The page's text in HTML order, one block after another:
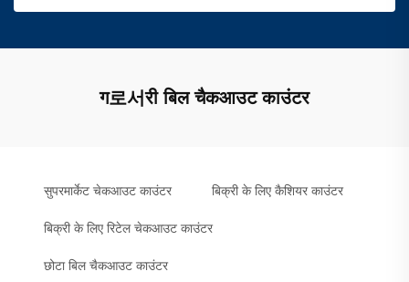
ग로서री बिल चैकआउट काउंटर
सुपरमार्केट चेकआउट काउंटर बिक्री के लिए कैशियर काउंटर
बिक्री के लिए रिटेल चेकआउट काउंटर
छोटा बिल चैकआउट काउंटर